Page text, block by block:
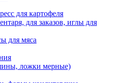
для картофеля
для заказов, иглы для
для мяса
ложки мерные)